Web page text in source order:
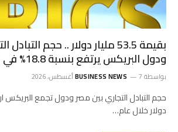
بقيمة 53.5 مليار دولار .. حجم
ودول البريكس يرتفع بنسبة 18.8% في عام 2025
بواسطة BUSINESS NEWS 7 أغسطس، 2026
دولار خلال عام…